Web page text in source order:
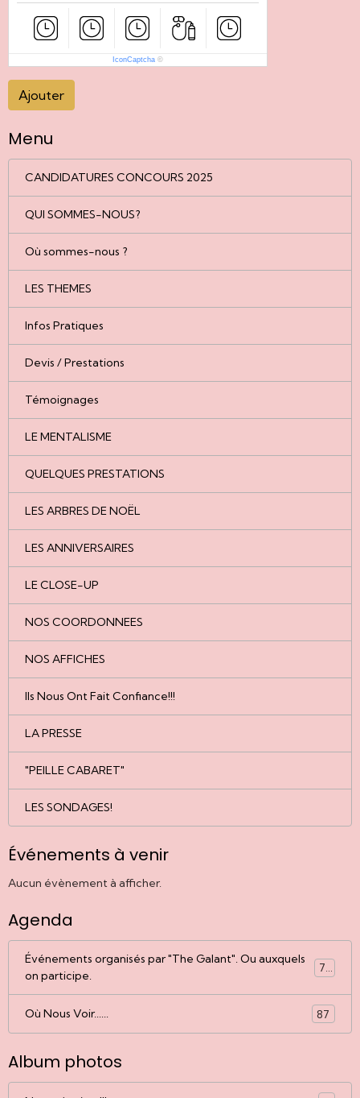
IconCaptcha ©
Ajouter
Menu
CANDIDATURES CONCOURS 2025
QUI SOMMES-NOUS?
Où sommes-nous ?
LES THEMES
Infos Pratiques
Devis / Prestations
Témoignages
LE MENTALISME
QUELQUES PRESTATIONS
LES ARBRES DE NOËL
LES ANNIVERSAIRES
LE CLOSE-UP
NOS COORDONNEES
NOS AFFICHES
Ils Nous Ont Fait Confiance!!!
LA PRESSE
"PEILLE CABARET"
LES SONDAGES!
Événements à venir
Aucun évènement à afficher.
Agenda
Événements organisés par "The Galant". Ou auxquels
on participe.
77
Où Nous Voir...... 87
Album photos